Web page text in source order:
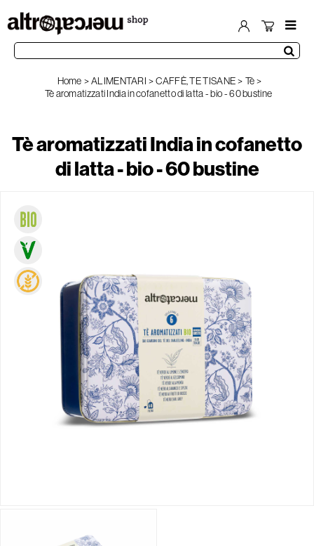
Home ALIMENTARI CAFFÈ, TE TISANE
Tè
Tè aromatizzati India in cofanetto di latta - bio - 60 bustine
Tè aromatizzati India in cofanetto
di latta - bio - 60 bustine